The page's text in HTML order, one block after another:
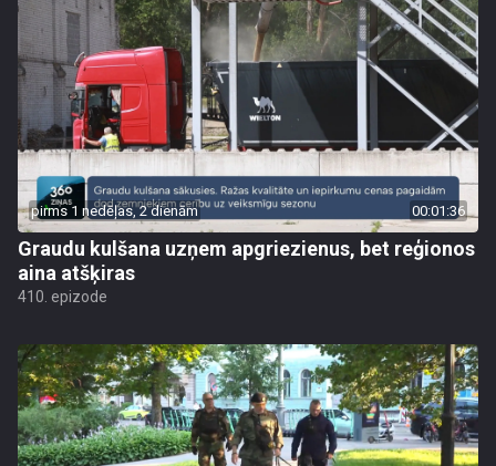
pirms 1 nedēļas, 2 dienām 00:01:36
Graudu kulšana uzņem apgriezienus, bet reģionos
aina atšķiras
410. epizode